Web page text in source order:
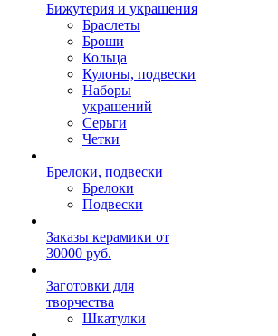
Бижутерия и украшения
Браслеты
Броши
Кольца
Кулоны, подвески
Наборы
украшений
Серьги
Четки
Брелоки, подвески
Брелоки
Подвески
Заказы керамики от
30000 руб.
Заготовки для
творчества
Шкатулки